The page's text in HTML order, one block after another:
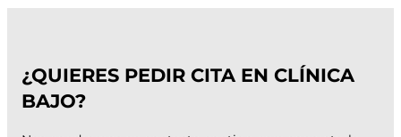
¿QUIERES PEDIR CITA EN CLÍNICA
BAJO?